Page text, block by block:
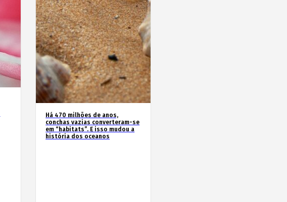
Há 470 milhões de anos,
conchas vazias converteram-se
em “habitats”. E isso mudou a
história dos oceanos